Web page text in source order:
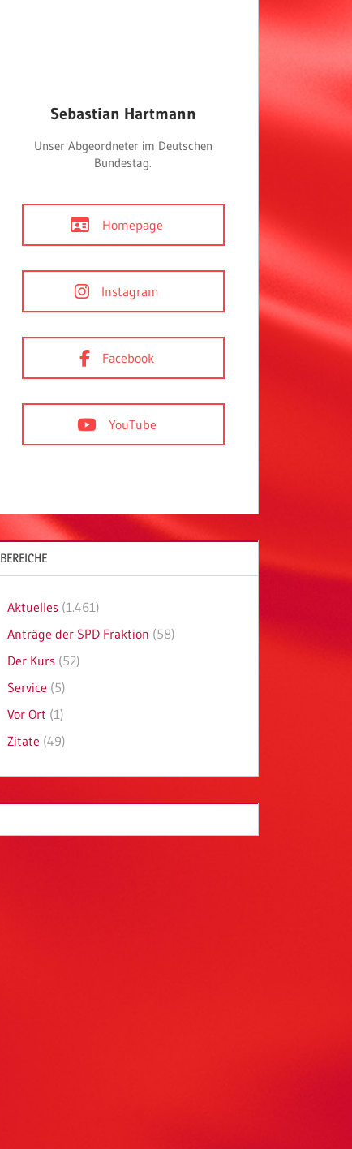
Sebastian Hartmann
Unser Abgeordneter im Deutschen
Bundestag.
Homepage
Instagram
Facebook
YouTube
BEREICHE
Aktuelles (1.461)
Anträge der SPD Fraktion (58)
Der Kurs (52)
Service (5)
Vor Ort (1)
Zitate (49)